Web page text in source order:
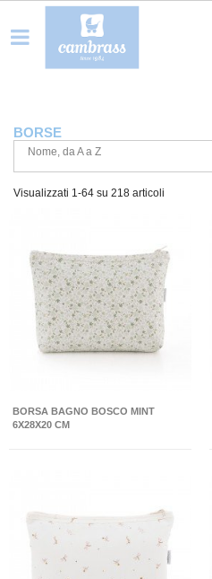
BORSE
Nome, da A a Z
Visualizzati 1-64 su 218 articoli
BORSA BAGNO BOSCO MINT
6X28X20 CM